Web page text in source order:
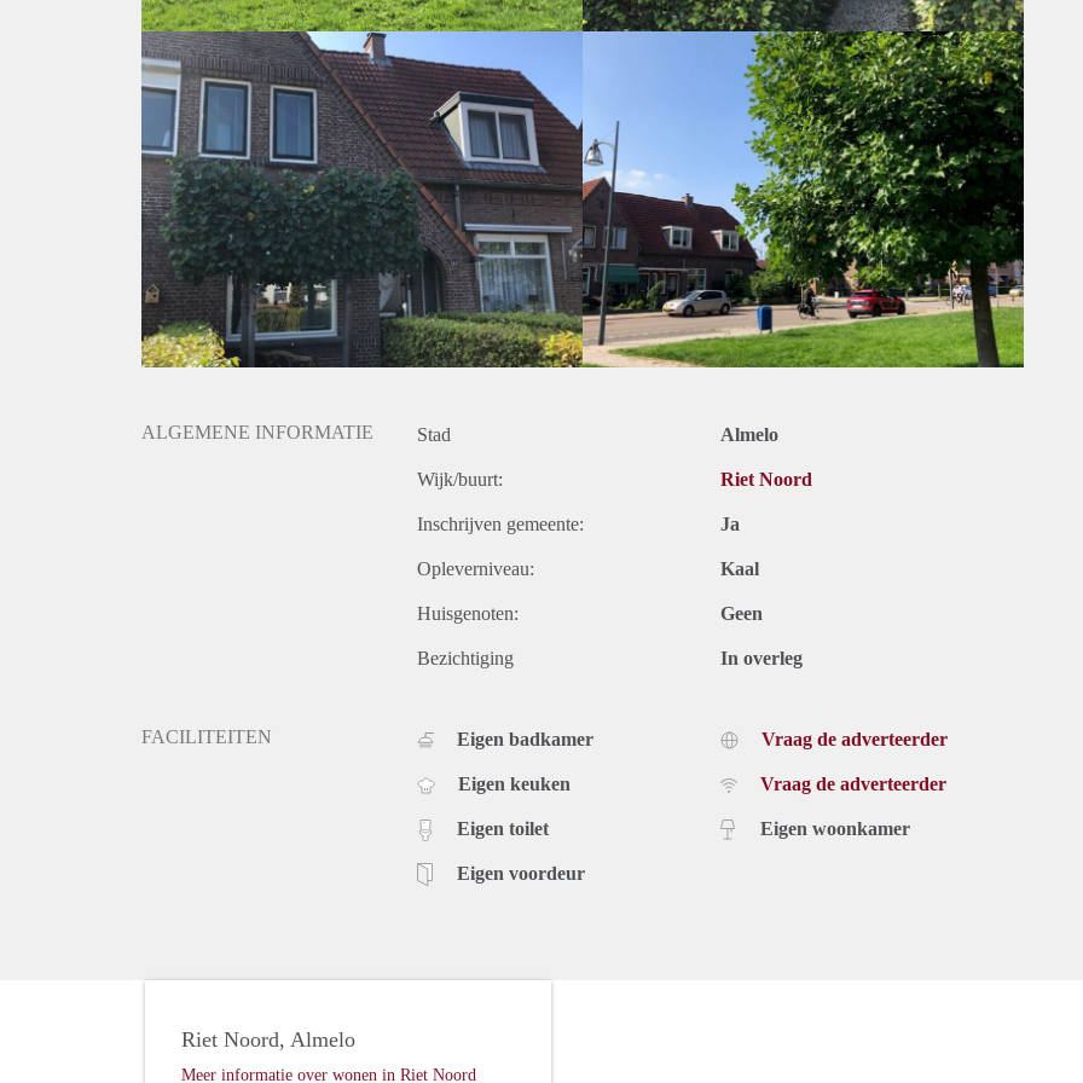
BIJZONDERHEDEN:
- Beschikbaar per 1 oktober 2021
- Huurcontract in eerste instantie voor bepaalde tijd (minimaal 12 maanden) daarna onbepaalde tijd bespreekbaar
- Huurprijs € 900,00 exclusief G/W/E
- Waarborgsom € 1.500,00
- grote zonnige achtertuin met kleine en grote schuur
- (kleine) huisdier toegestaan
Wij zijn op zoek naar een gezellig gezin met (kleine) kinderen, een (werkend) stel of alleenstaand persoon.
(Er zijn alleen buitenfoto's gemaakt vanuit privacy overwegingen, na 1 oktober volgen eventueel binnenfoto's)
Geïnteresseerd? Schrijf u in op www.verhuurpro.nl en stuur een kopie van uw legitimatie, drie recente loonstroken,
uw arbeidsovereenkomst en een recente verhuurdersverklaring naar almelo@verhuurpro.nl.
Deze advertentie op internet en op Facebook is slechts ter informatie en dus geheel vrijblijvend. Aan eventuele
onjuistheden kunnen geen rechten worden ontleend.
ALGEMENE INFORMATIE Stad Almelo
Wijk/buurt: Riet Noord
Inschrijven gemeente: Ja
Opleverniveau: Kaal
Huisgenoten: Geen
Bezichtiging In overleg
FACILITEITEN Eigen badkamer
Eigen keuken
Eigen toilet
Eigen voordeur
Vraag de adverteerder
Vraag de adverteerder
Eigen woonkamer
Riet Noord, Almelo
Meer informatie over wonen in Riet Noord